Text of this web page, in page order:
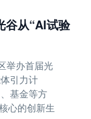
谷从“AI试验
举办首届光
引力计
基金等方
心的创新生